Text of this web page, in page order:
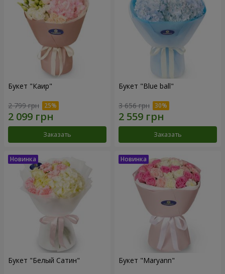
Букет "Каир"
2 799 грн
Заказать
Букет "Blue ball"
3 656 грн
Заказать
Букет "Белый Сатин" Букет "Maryann"